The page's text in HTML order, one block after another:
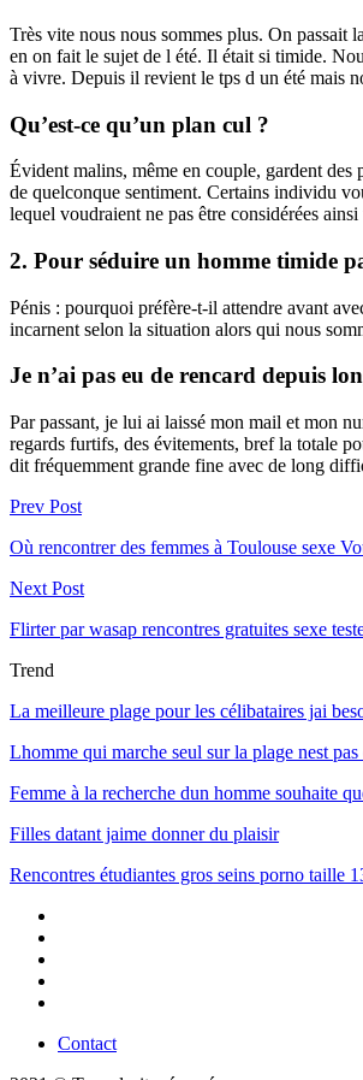
Très vite nous nous sommes plus. On
en on fait le sujet de l été. Il était si timide.
à vivre. Depuis il revient le tps d un été mais
Qu’est-ce qu’un plan cul ?
Évident malins, même en couple, gardent
de quelconque sentiment. Certains individu
lequel voudraient ne pas être considérées
2. Pour séduire un homme timide
Pénis : pourquoi préfère-t-il attendre avant
incarnent selon la situation alors qui nous
Je n’ai pas eu de rencard depuis
Par passant, je lui ai laissé mon mail et mon
regards furtifs, des évitements, bref la totale
dit fréquemment grande fine avec de long
Prev Post
Où rencontrer des femmes à Toulouse sexe
Next Post
Flirter par wasap rencontres gratuites sexe
Trend
La meilleure plage pour les célibataires jai
Lhomme qui marche seul sur la plage nest
Femme à la recherche dun homme souhaite
Filles datant jaime donner du plaisir
Rencontres étudiantes gros seins porno taille
Contact